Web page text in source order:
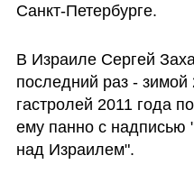
Санкт-Петербурге.
В Израиле Сергей
последний раз -
гастролей 2011 года
ему панно с надписью
над Израилем".